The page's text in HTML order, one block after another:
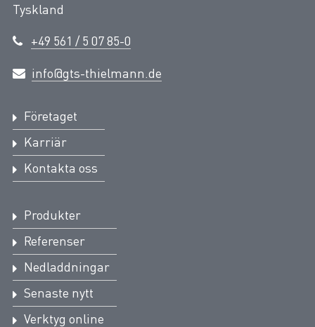
Tyskland
+49 561 / 5 07 85-0
info@gts-thielmann.de
Företaget
Karriär
Kontakta oss
Produkter
Referenser
Nedladdningar
Senaste nytt
Verktyg online